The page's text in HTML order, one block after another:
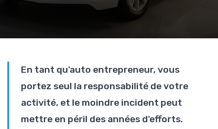
En tant qu'auto entrepreneur, vous
portez seul la responsabilité de votre
activité, et le moindre incident peut
mettre en péril des années d'efforts.